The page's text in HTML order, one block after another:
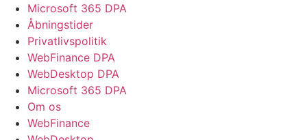
Microsoft 365 DPA
Åbningstider
Privatlivspolitik
WebFinance DPA
WebDesktop DPA
Microsoft 365 DPA
Om os
WebFinance